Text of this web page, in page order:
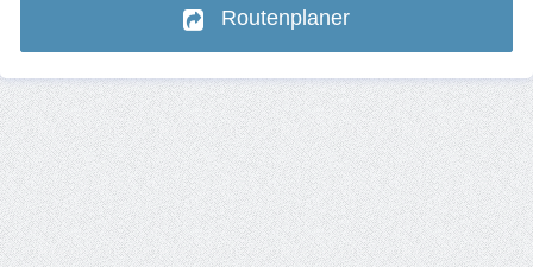
Routenplaner